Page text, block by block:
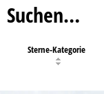
Suchen…
Sterne-Kategorie